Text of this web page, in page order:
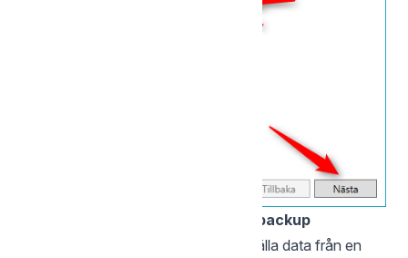
Ja jag vill ladda ned filer från en backup
Detta valet passar dig som vill återställa data från en